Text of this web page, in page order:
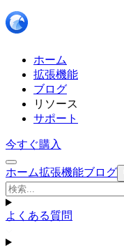
ホーム
拡張機能
ブログ
リソース
サポート
今すぐ購入
ホーム拡張機能ブログ
よくある質問